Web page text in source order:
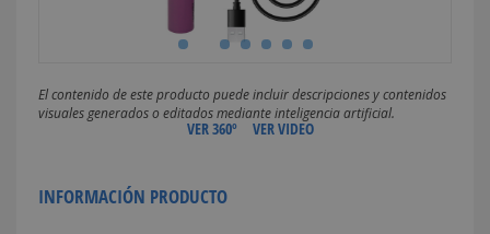
El contenido de este producto puede incluir descripciones y contenidos
visuales generados o editados mediante inteligencia artificial.
VER 360º VER VIDEO
INFORMACIÓN PRODUCTO